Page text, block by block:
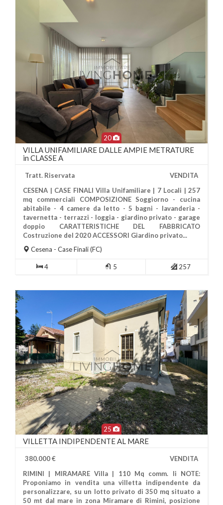
20
Più Informazioni
VILLA UNIFAMILIARE DALLE AMPIE METRATURE
in CLASSE A
Tratt. Riservata
VENDITA
CESENA | CASE FINALI Villa Unifamiliare | 7 Locali | 257
mq commerciali COMPOSIZIONE Soggiorno - cucina
abitabile - 4 camere da letto - 5 bagni - lavanderia -
tavernetta - terrazzi - loggia - giardino privato - garage
doppio CARATTERISTICHE DEL FABBRICATO
Costruzione del 2020 ACCESSORI Giardino privato...
Cesena - Case Finali (FC)
4 5 257
25
VILLETTA INDIPENDENTE AL MARE
380.000 €
VENDITA
RIMINI | MIRAMARE Villa | 110 Mq comm. li NOTE:
Proponiamo in vendita una villetta indipendente da
personalizzare, su un lotto privato di 350 mq situato a
50 mt dal mare in zona Miramare di Rimini, posizione